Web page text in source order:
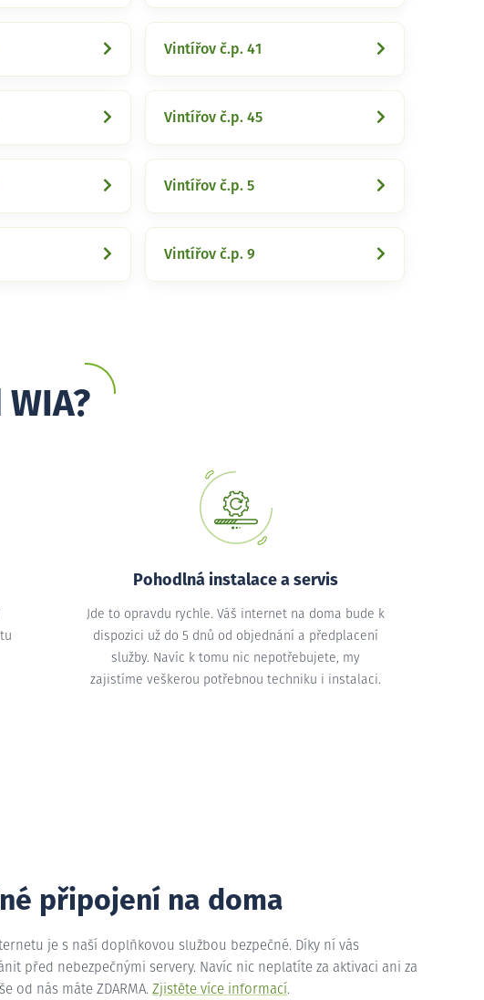
Vintířov č.p. 41
Vintířov č.p. 45
Vintířov č.p. 5
Vintířov č.p. 9
Pohodlná instalace a servis
Jde to opravdu rychle. Váš internet na doma bude k
dispozici už do 5 dnů od objednání a předplacení
služby. Navíc k tomu nic nepotřebujete, my
zajistíme veškerou potřebnou techniku i instalaci.
připojení na doma
je s naší doplňkovou službou bezpečné. Díky ní vás
před nebezpečnými servery. Navíc nic neplatíte za aktivaci ani za
od nás máte ZDARMA. Zjistěte více informací.